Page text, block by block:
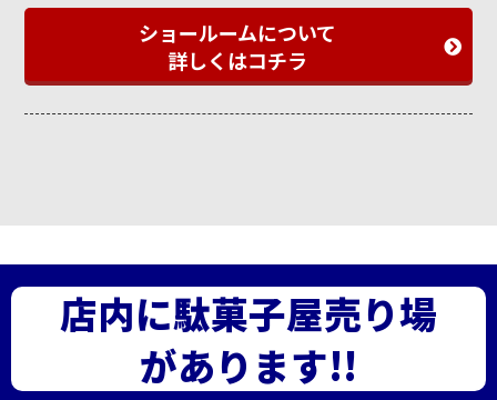
ショールームについて
詳しくはコチラ
店内に駄菓子屋売り場
があります!!